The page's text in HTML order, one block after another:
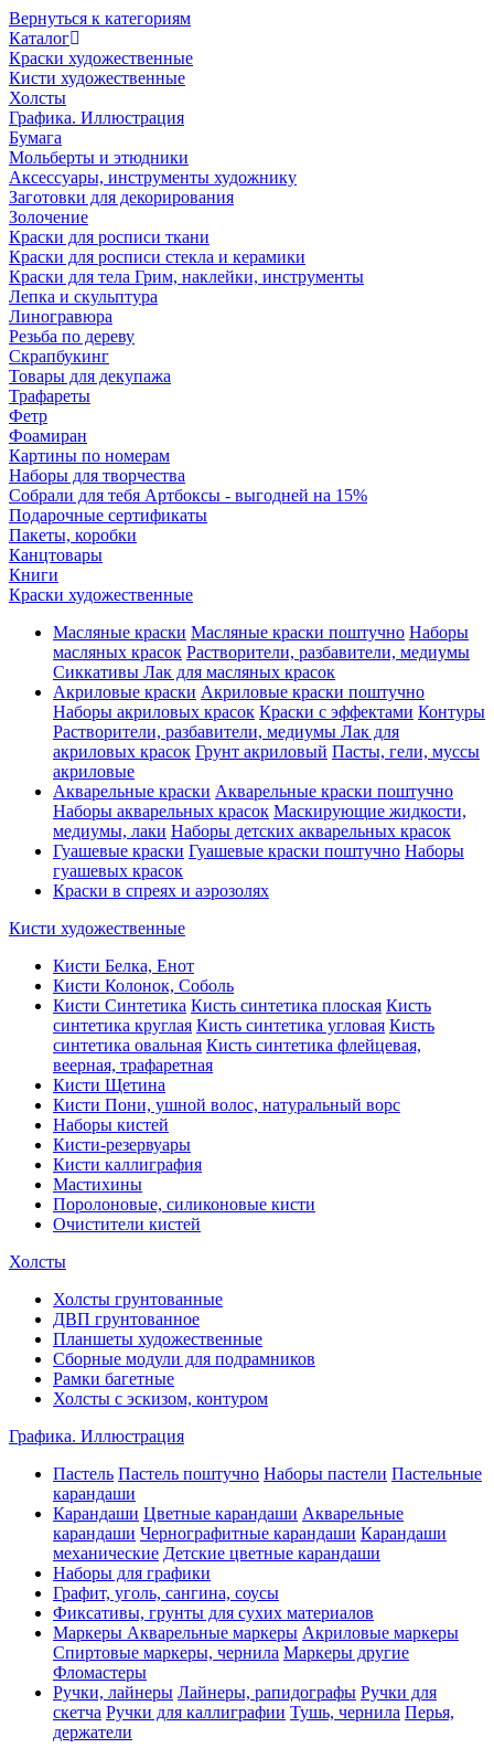
Вернуться к категориям
Каталог
Краски художественные
Кисти художественные
Холсты
Графика. Иллюстрация
Бумага
Мольберты и этюдники
Аксессуары, инструменты художнику
Заготовки для декорирования
Золочение
Краски для росписи ткани
Краски для росписи стекла и керамики
Краски для тела Грим, наклейки, инструменты
Лепка и скульптура
Линогравюра
Резьба по дереву
Скрапбукинг
Товары для декупажа
Трафареты
Фетр
Фоамиран
Картины по номерам
Наборы для творчества
Собрали для тебя Артбоксы - выгодней на 15%
Подарочные сертификаты
Пакеты, коробки
Канцтовары
Книги
Краски художественные
Масляные краски Масляные краски поштучно Наборы
масляных красок Растворители, разбавители, медиумы
Сиккативы Лак для масляных красок
Акриловые краски Акриловые краски поштучно
Наборы акриловых красок Краски с эффектами Контуры
Растворители, разбавители, медиумы Лак для
акриловых красок Грунт акриловый Пасты, гели, муссы
акриловые
Акварельные краски Акварельные краски поштучно
Наборы акварельных красок Маскирующие жидкости,
медиумы, лаки Наборы детских акварельных красок
Гуашевые краски Гуашевые краски поштучно Наборы
гуашевых красок
Краски в спреях и аэрозолях
Кисти художественные
Кисти Белка, Енот
Кисти Колонок, Соболь
Кисти Синтетика Кисть синтетика плоская Кисть
синтетика круглая Кисть синтетика угловая Кисть
синтетика овальная Кисть синтетика флейцевая,
веерная, трафаретная
Кисти Щетина
Кисти Пони, ушной волос, натуральный ворс
Наборы кистей
Кисти-резервуары
Кисти каллиграфия
Мастихины
Поролоновые, силиконовые кисти
Очистители кистей
Холсты
Холсты грунтованные
ДВП грунтованное
Планшеты художественные
Сборные модули для подрамников
Рамки багетные
Холсты c эскизом, контуром
Графика. Иллюстрация
Пастель Пастель поштучно Наборы пастели Пастельные
карандаши
Карандаши Цветные карандаши Акварельные
карандаши Чернографитные карандаши Карандаши
механические Детские цветные карандаши
Наборы для графики
Графит, уголь, сангина, соусы
Фиксативы, грунты для сухих материалов
Маркеры Акварельные маркеры Акриловые маркеры
Спиртовые маркеры, чернила Маркеры другие
Фломастеры
Ручки, лайнеры Лайнеры, рапидографы Ручки для
скетча Ручки для каллиграфии Тушь, чернила Перья,
держатели